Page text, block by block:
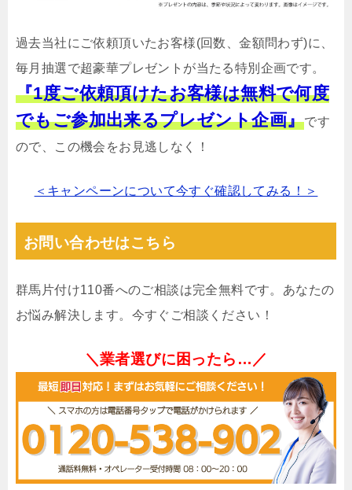
過去当社にご依頼頂いたお客様(回数、金額問わず)に、
毎月抽選で超豪華プレゼントが当たる特別企画です。
『1度ご依頼頂けたお客様は無料で何度
でもご参加出来るプレゼント企画』です
ので、この機会をお見逃しなく！
＜キャンペーンについて今すぐ確認してみる！＞
お問い合わせはこちら
群馬片付け110番へのご相談は完全無料です。あなたの
お悩み解決します。今すぐご相談ください！
＼業者選びに困ったら…／